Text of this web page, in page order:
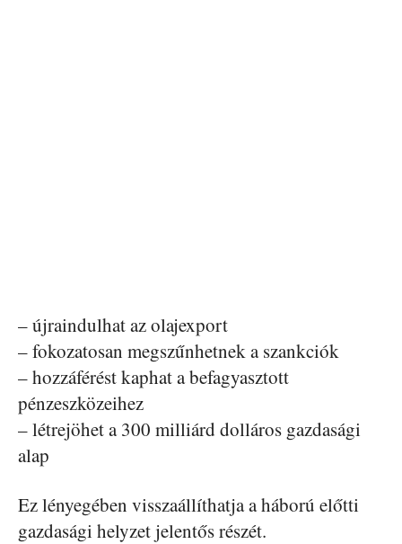
– újraindulhat az olajexport
– fokozatosan megszűnhetnek a szankciók
– hozzáférést kaphat a befagyasztott
pénzeszközeihez
– létrejöhet a 300 milliárd dolláros gazdasági
alap
Ez lényegében visszaállíthatja a háború előtti
gazdasági helyzet jelentős részét.